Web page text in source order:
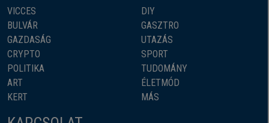
VICCES
BULVÁR
GAZDASÁG
CRYPTO
POLITIKA
ART
KERT
DIY
GASZTRO
UTAZÁS
SPORT
TUDOMÁNY
ÉLETMÓD
MÁS